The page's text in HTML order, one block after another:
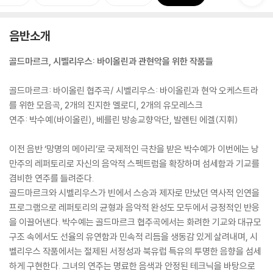
음반소개
골드마르크, 시벨리우스: 바이올린과 관현악을 위한 작품들
골드마르크: 바이올린 협주곡/ 시벨리우스: 바이올린과 현악 오케스트라
를 위한 모음곡, 2개의 진지한 멜로디, 2개의 유모레스크
연주: 박수예(바이올린), 베를린 방송교향악단, 발렌틴 에겔(지휘)
이전 음반 ‘망명의 메아리’로 국제적인 극찬을 받은 박수예가 이번에는 낭
만주의 레퍼토리로 자신의 음악적 스펙트럼을 확장하며 섬세함과 기교를
겸비한 연주를 들려준다.
골드마르크와 시벨리우스가 빈에서 스승과 제자로 만났던 역사적 인연을
프로그램으로 레퍼토리의 균형과 음악적 완성도 모두에서 긍정적인 반응
을 이끌어낸다. 박수예는 골드마르크 협주곡에서는 화려한 기교와 대규모
구조 속에서도 선율의 유연함과 민속적 리듬을 생동감 있게 살려내며, 시
벨리우스 작품에서는 절제된 서정성과 북유럽 특유의 투명한 음향을 섬세
하게 구현한다. 그녀의 연주는 명료한 음색과 안정된 테크닉을 바탕으로